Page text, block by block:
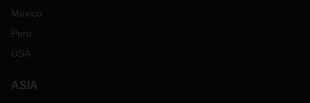
Mexico
Peru
USA
ASIA